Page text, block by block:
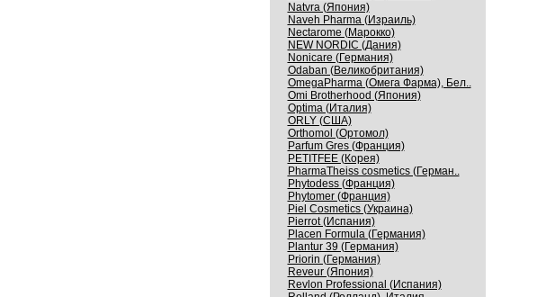
Natvra (Япония)
Naveh Pharma (Израиль)
Nectarome (Марокко)
NEW NORDIC (Дания)
Nonicare (Германия)
Odaban (Великобритания)
OmegaPharma (Омега Фарма), Бел..
Omi Brotherhood (Япония)
Optima (Италия)
ORLY (США)
Orthomol (Ортомол)
Parfum Gres (Франция)
PETITFEE (Корея)
PharmaTheiss cosmetics (Герман..
Phytodess (Франция)
Phytomer (Франция)
Piel Cosmetics (Украина)
Pierrot (Испания)
Placen Formula (Германия)
Plantur 39 (Германия)
Priorin (Германия)
Reveur (Япония)
Revlon Professional (Испания)